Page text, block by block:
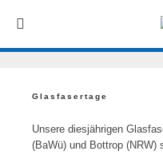
Glasfasertage
Unsere diesjährigen
(BaWü) und Bottrop (NRW)